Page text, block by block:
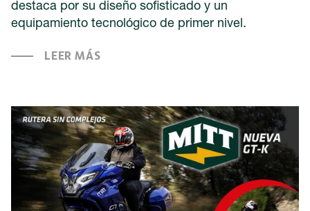
destaca por su diseño sofisticado y un
equipamiento tecnológico de primer nivel.
LEER MÁS